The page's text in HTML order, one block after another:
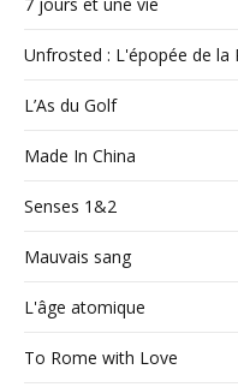
Unfrosted : L'épopée de la
L’As du Golf
Made In China
Senses 1&2
Mauvais sang
L'âge atomique
To Rome with Love